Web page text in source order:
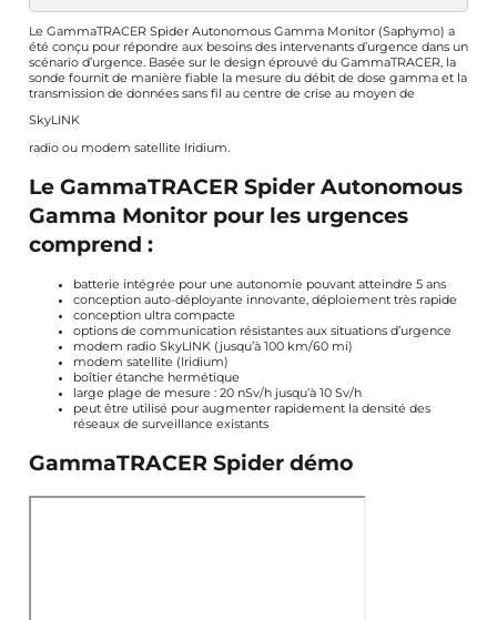
Le GammaTRACER Spider Autonomous Gamma Monitor (Saphymo) a
été conçu pour répondre aux besoins des intervenants d’urgence dans un
scénario d’urgence. Basée sur le design éprouvé du GammaTRACER, la
sonde fournit de manière fiable la mesure du débit de dose gamma et la
transmission de données sans fil au centre de crise au moyen de
SkyLINK
radio ou modem satellite Iridium.
Le GammaTRACER Spider Autonomous
Gamma Monitor pour les urgences
comprend :
batterie intégrée pour une autonomie pouvant atteindre 5 ans
conception auto-déployante innovante, déploiement très rapide
conception ultra compacte
options de communication résistantes aux situations d’urgence
modem radio SkyLINK (jusqu’à 100 km/60 mi)
modem satellite (Iridium)
boîtier étanche hermétique
large plage de mesure : 20 nSv/h jusqu’à 10 Sv/h
peut être utilisé pour augmenter rapidement la densité des
réseaux de surveillance existants
GammaTRACER Spider démo